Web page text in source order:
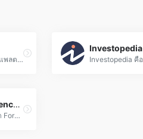
FXLeaders - แพลตฟอร์มการศึกษา Forex อันดับหนึ่ง! เรียนรู้เทคนิคการเทรด, สัญญาณฟอเร็กซ์แม่นยำ, และวิเคราะห์ตลาดแบบมืออาชีพ พร้อมทั้งกลยุทธ์การลงทุนที่ได้ผลจริง
Investopedia
LearnCurrencyTradingOnline
เรียนรู้การเทรด Forex ออนไลน์กับเรา! คอร์สเรียนฟอเร็กซ์ครบวงจร จากพื้นฐานสู่เทคนิคขั้นสูง พร้อมกลยุทธ์การลงทุนที่ได้ผลจริง